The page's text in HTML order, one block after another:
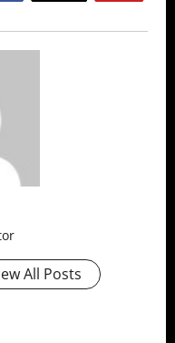
All Posts